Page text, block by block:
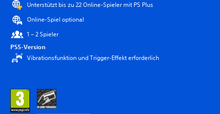
Unterstützt bis zu 22 Online-Spieler mit PS Plus
Online-Spiel optional
1 – 2 Spieler
PS5-Version
Vibrationsfunktion und Trigger-Effekt erforderlich